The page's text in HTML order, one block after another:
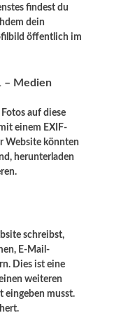
findest du
dein
öffentlich im
– Medien
auf diese
einem EXIF-
Website könnten
herunterladen
schreibst,
E-Mail-
Dies ist eine
weiteren
eingeben musst.